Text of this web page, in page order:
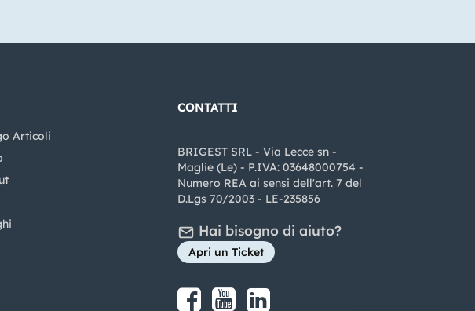
Articoli
CONTATTI
BRIGEST SRL - Via Lecce sn -
Maglie (Le) - P.IVA: 03648000754 -
Numero REA ai sensi dell'art. 7 del
D.Lgs 70/2003 - LE-235856
Hai bisogno di aiuto?
Apri un Ticket
Share on Facebook
Share on youtube
Share on LinkedIn